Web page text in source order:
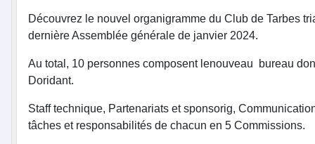
Découvrez le nouvel organigramme du Club de Tarbes
dernière Assemblée générale de janvier 2024.
Au total, 10 personnes composent lenouveau bureau
Doridant.
Staff technique, Partenariats et sponsorig,
tâches et responsabilités de chacun en 5 Commissions.